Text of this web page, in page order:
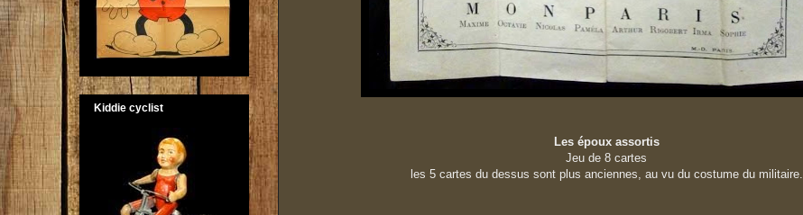
Les époux assortis
Jeu de 8 cartes
les 5 cartes du dessus sont plus anciennes, au vu du costume du militaire.
Kiddie cyclist